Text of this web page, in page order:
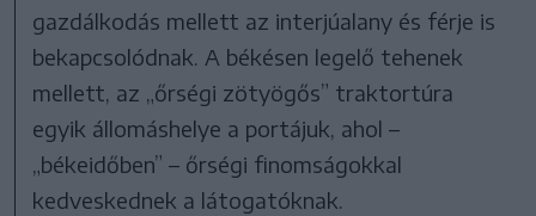
gazdálkodás mellett az interjúalany és férje is
bekapcsolódnak. A békésen legelő tehenek
mellett, az „őrségi zötyögős” traktortúra
egyik állomáshelye a portájuk, ahol –
„békeidőben” – őrségi finomságokkal
kedveskednek a látogatóknak.